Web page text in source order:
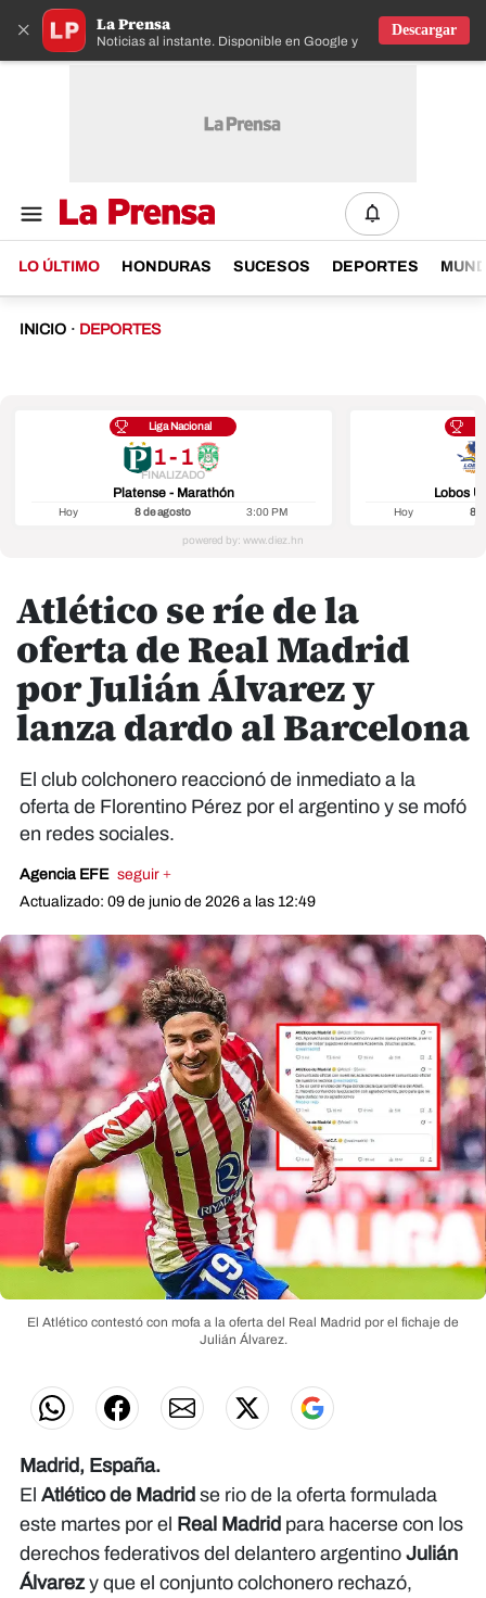
× La Prensa
Noticias al instante. Disponible en Google y IOS
Descargar
LO ÚLTIMO HONDURAS SUCESOS DEPORTES
INICIO · DEPORTES
Liga Nacional
1 - 1
FINALIZADO
Platense - Marathón
Hoy 8 de agosto 3:00 PM
Lobos
Hoy 8
Atlético se ríe de la
oferta de Real Madrid
por Julián Álvarez y
lanza dardo al Barcelona
El club colchonero reaccionó de inmediato a la
oferta de Florentino Pérez por el argentino y se mofó
en redes sociales.
Agencia EFE seguir +
Actualizado: 09 de junio de 2026 a las 12:49
El Atlético contestó con mofa a la oferta del Real Madrid por el fichaje de
Julián Álvarez.
Madrid, España.
El Atlético de Madrid se rio de la oferta formulada
este martes por el
Real Madrid para hacerse con los
derechos federativos del delantero argentino Julián
Álvarezy que el conjunto colchonero rechazó,